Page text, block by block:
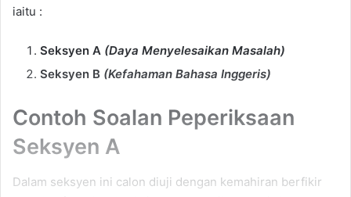
iaitu :
Seksyen A (Daya Menyelesaikan Masalah)
Seksyen B (Kefahaman Bahasa Inggeris)
Contoh Soalan Peperiksaan
Seksyen A
Dalam seksyen ini calon diuji dengan kemahiran berfikir